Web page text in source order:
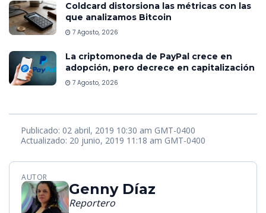
Coldcard distorsiona las métricas con las
que analizamos Bitcoin
7 Agosto, 2026
La criptomoneda de PayPal crece en
adopción, pero decrece en capitalización
7 Agosto, 2026
Publicado: 02 abril, 2019 10:30 am GMT-0400
Actualizado: 20 junio, 2019 11:18 am GMT-0400
AUTOR
Genny Díaz
Reportero